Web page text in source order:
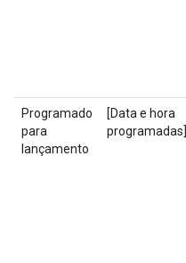
Programado
para
lançamento
[Data e hora
programadas]